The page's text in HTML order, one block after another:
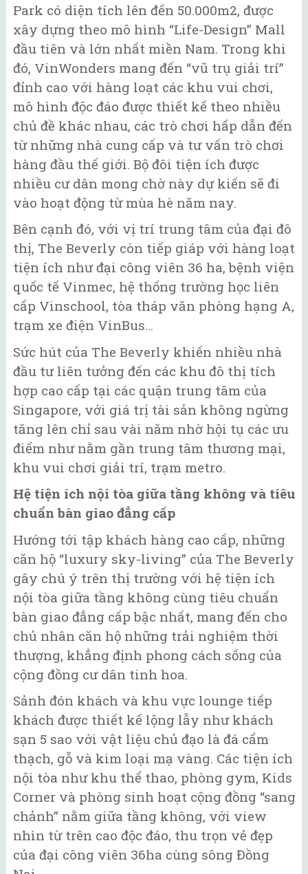
Park có diện tích lên đến 50.000m2, được
xây dựng theo mô hình “Life-Design” Mall
đầu tiên và lớn nhất miền Nam. Trong khi
đó, VinWonders mang đến “vũ trụ giải trí”
đỉnh cao với hàng loạt các khu vui chơi,
mô hình độc đáo được thiết kế theo nhiều
chủ đề khác nhau, các trò chơi hấp dẫn đến
từ những nhà cung cấp và tư vấn trò chơi
hàng đầu thế giới. Bộ đôi tiện ích được
nhiều cư dân mong chờ này dự kiến sẽ đi
vào hoạt động từ mùa hè năm nay.
Bên cạnh đó, với vị trí trung tâm của đại đô
thị, The Beverly còn tiếp giáp với hàng loạt
tiện ích như đại công viên 36 ha, bệnh viện
quốc tế Vinmec, hệ thống trường học liên
cấp Vinschool, tòa tháp văn phòng hạng A,
trạm xe điện VinBus…
Sức hút của The Beverly khiến nhiều nhà
đầu tư liên tưởng đến các khu đô thị tích
hợp cao cấp tại các quận trung tâm của
Singapore, với giá trị tài sản không ngừng
tăng lên chỉ sau vài năm nhờ hội tụ các ưu
điểm như nằm gần trung tâm thương mại,
khu vui chơi giải trí, trạm metro.
Hệ tiện ích nội tòa giữa tầng không và tiêu
chuẩn bàn giao đẳng cấp
Hướng tới tập khách hàng cao cấp, những
căn hộ “luxury sky-living” của The Beverly
gây chú ý trên thị trường với hệ tiện ích
nội tòa giữa tầng không cùng tiêu chuẩn
bàn giao đẳng cấp bậc nhất, mang đến cho
chủ nhân căn hộ những trải nghiệm thời
thượng, khẳng định phong cách sống của
cộng đồng cư dân tinh hoa.
Sảnh đón khách và khu vực lounge tiếp
khách được thiết kế lộng lẫy như khách
sạn 5 sao với vật liệu chủ đạo là đá cẩm
thạch, gỗ và kim loại mạ vàng. Các tiện ích
nội tòa như khu thể thao, phòng gym, Kids
Corner và phòng sinh hoạt cộng đồng “sang
chảnh” nằm giữa tầng không, với view
nhìn từ trên cao độc đáo, thu trọn vẻ đẹp
của đại công viên 36ha cùng sông Đồng